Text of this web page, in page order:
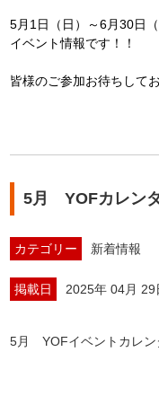
5月1日（日）～6月30日
イベント情報です！！
皆様のご参加お待ちして
5月 YOFカレン
カテゴリー 新着情報
掲載日 2025年 04月 29
5月 YOFイベントカレン